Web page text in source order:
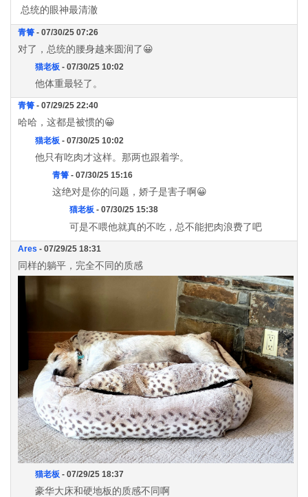
总统的眼神最清澈
青箐 - 07/30/25 07:26
对了，总统的腰身越来圆润了😀
猫老板 - 07/30/25 10:02
他体重最轻了。
青箐 - 07/29/25 22:40
哈哈，这都是被惯的😀
猫老板 - 07/30/25 10:02
他只有吃肉才这样。那两也跟着学。
青箐 - 07/30/25 15:16
这绝对是你的问题，娇子是害子啊😀
猫老板 - 07/30/25 15:38
可是不喂他就真的不吃，总不能把肉浪费了吧
Ares - 07/29/25 18:31
同样的躺平，完全不同的质感
猫老板 - 07/29/25 18:37
豪华大床和硬地板的质感不同啊